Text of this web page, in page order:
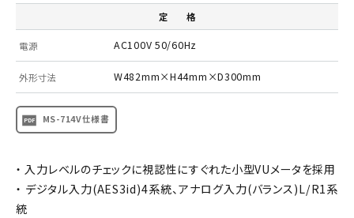
定 格
電源 AC100V 50/60Hz
外形寸法 W482mm×H44mm×D300mm
MS-714V仕様書
・ 入力レベルのチェックに視認性にすぐれた小型VUメータを採用
・ デジタル入力(AES3id)4系統、アナログ入力(バランス)L/R1系
統